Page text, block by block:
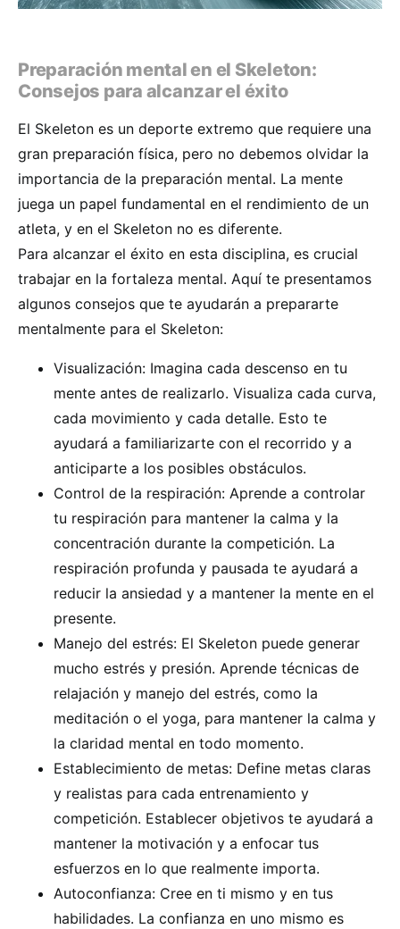
Preparación mental en el Skeleton:
Consejos para alcanzar el éxito
El Skeleton es un deporte extremo que requiere una
gran preparación física, pero no debemos olvidar la
importancia de la preparación mental. La mente
juega un papel fundamental en el rendimiento de un
atleta, y en el Skeleton no es diferente.
Para alcanzar el éxito en esta disciplina, es crucial
trabajar en la fortaleza mental. Aquí te presentamos
algunos consejos que te ayudarán a prepararte
mentalmente para el Skeleton:
Visualización: Imagina cada descenso en tu
mente antes de realizarlo. Visualiza cada curva,
cada movimiento y cada detalle. Esto te
ayudará a familiarizarte con el recorrido y a
anticiparte a los posibles obstáculos.
Control de la respiración: Aprende a controlar
tu respiración para mantener la calma y la
concentración durante la competición. La
respiración profunda y pausada te ayudará a
reducir la ansiedad y a mantener la mente en el
presente.
Manejo del estrés: El Skeleton puede generar
mucho estrés y presión. Aprende técnicas de
relajación y manejo del estrés, como la
meditación o el yoga, para mantener la calma y
la claridad mental en todo momento.
Establecimiento de metas: Define metas claras
y realistas para cada entrenamiento y
competición. Establecer objetivos te ayudará a
mantener la motivación y a enfocar tus
esfuerzos en lo que realmente importa.
Autoconfianza: Cree en ti mismo y en tus
habilidades. La confianza en uno mismo es